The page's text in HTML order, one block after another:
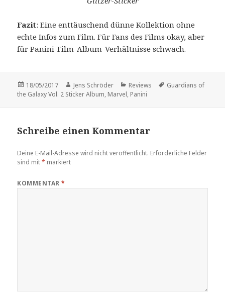
Fazit: Eine enttäuschend dünne Kollektion ohne
echte Infos zum Film. Für Fans des Films okay, aber
für Panini-Film-Album-Verhältnisse schwach.
Veröffentlicht
am
18/05/2017 Autor
Jens Schröder Kategorien
Reviews Schlagwörter
Guardians of
the Galaxy Vol. 2 Sticker Album, Marvel, Panini
Schreibe einen Kommentar
Deine E-Mail-Adresse wird nicht veröffentlicht. Erforderliche Felder
sind mit* markiert
KOMMENTAR*